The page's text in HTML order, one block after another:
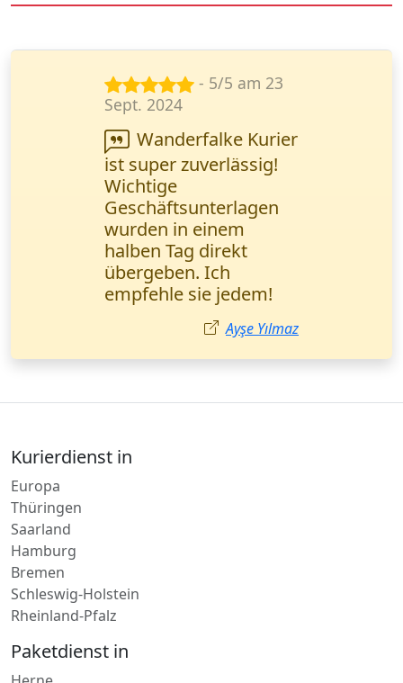
- 4/5 am 14
Jan. 2025
Die Zustellung
juristischer
Dokumente erfolgte
prompt. Das Online-
Tracking ermöglichte
eine lückenlose
Kontrolle des
Prozesses. M. Yılmatz,
Rechtsanwalt von
Kurierdienst in
Europa
Thüringen
Saarland
Hamburg
Bremen
Rheinland-Pfalz